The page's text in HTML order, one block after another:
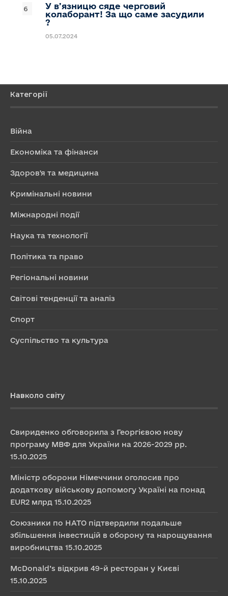
У вʼязницю сяде черговий
колаборант! За що саме засудили
?
05.07.2024
Категорії
Війна
Економіка та фінанси
Здоров'я та медицина
Кримінальні новини
Міжнародні події
Наука та технології
Політика та право
Регіональні новини
Світові тенденції та аналіз
Спорт
Суспільство та культура
Навколо світу
Свириденко обговорила з Георгієвою нову
програму МВФ для України на 2026-2029 рр.
15.10.2025
Міністр оборони Німеччини оголосив про
додаткову військову допомогу Україні на понад
EUR2 млрд 15.10.2025
Союзники по НАТО підтвердили подальше
збільшення інвестицій в оборону та нарощування
виробництва 15.10.2025
McDonald’s відкрив 49-й ресторан у Києві
15.10.2025